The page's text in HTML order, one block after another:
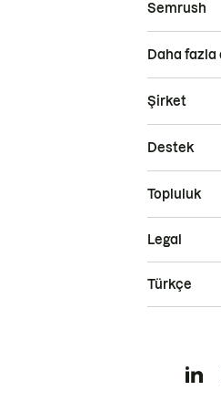
Semrush
Daha fazla
Şirket
Destek
Topluluk
Legal
Türkçe